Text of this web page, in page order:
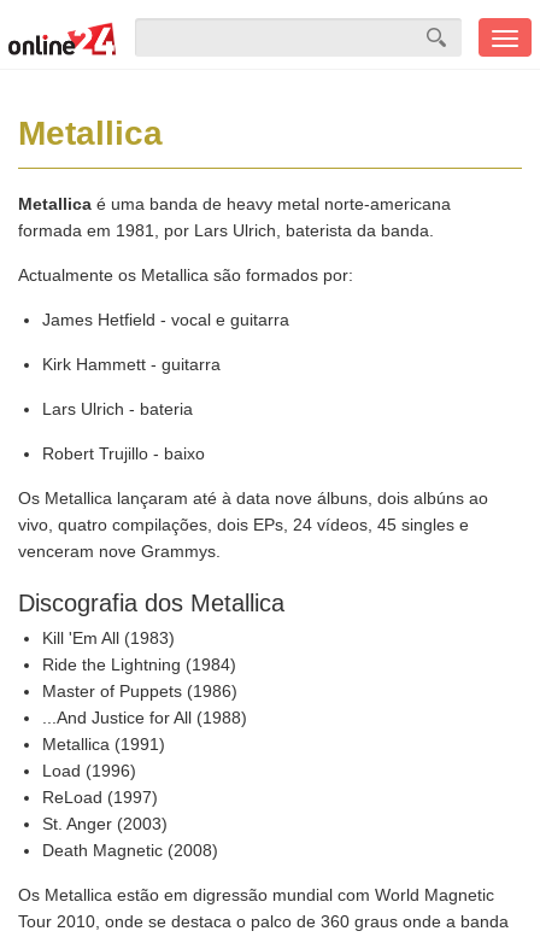
Metallica
Metallica é uma banda de heavy metal norte-americana
formada em 1981, por Lars Ulrich, baterista da banda.
Actualmente os Metallica são formados por:
James Hetfield - vocal e guitarra
Kirk Hammett - guitarra
Lars Ulrich - bateria
Robert Trujillo - baixo
Os Metallica lançaram até à data nove álbuns, dois albúns ao
vivo, quatro compilações, dois EPs, 24 vídeos, 45 singles e
venceram nove Grammys.
Discografia dos Metallica
Kill 'Em All (1983)
Ride the Lightning (1984)
Master of Puppets (1986)
...And Justice for All (1988)
Metallica (1991)
Load (1996)
ReLoad (1997)
St. Anger (2003)
Death Magnetic (2008)
Os Metallica estão em digressão mundial com World Magnetic
Tour 2010, onde se destaca o palco de 360 graus onde a banda